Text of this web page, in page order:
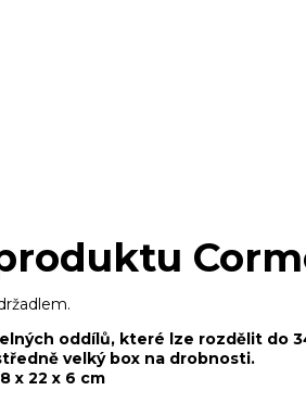
oddílů, které lze rozdělit do
velký box na drobnosti.
x 22 x 6 cm